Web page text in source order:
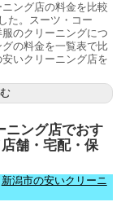
ング店の料金を比較
た。スーツ・コー
のクリーニングにつ
の料金を一覧表で比
いクリーニング店を
ニング店でおす
舗・宅配・保
新潟市の安いクリーニ